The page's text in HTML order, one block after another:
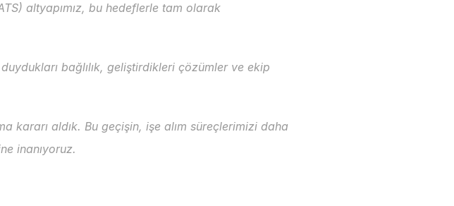
altyapımız, bu hedeflerle tam olarak
bağlılık, geliştirdikleri çözümler ve ekip
kararı aldık. Bu geçişin, işe alım süreçlerimizi daha
inanıyoruz.